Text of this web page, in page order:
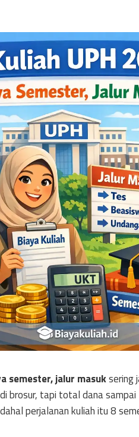
semester, jalur masuksering
brosur, tapi total dana
perjalanan kuliah itu 8